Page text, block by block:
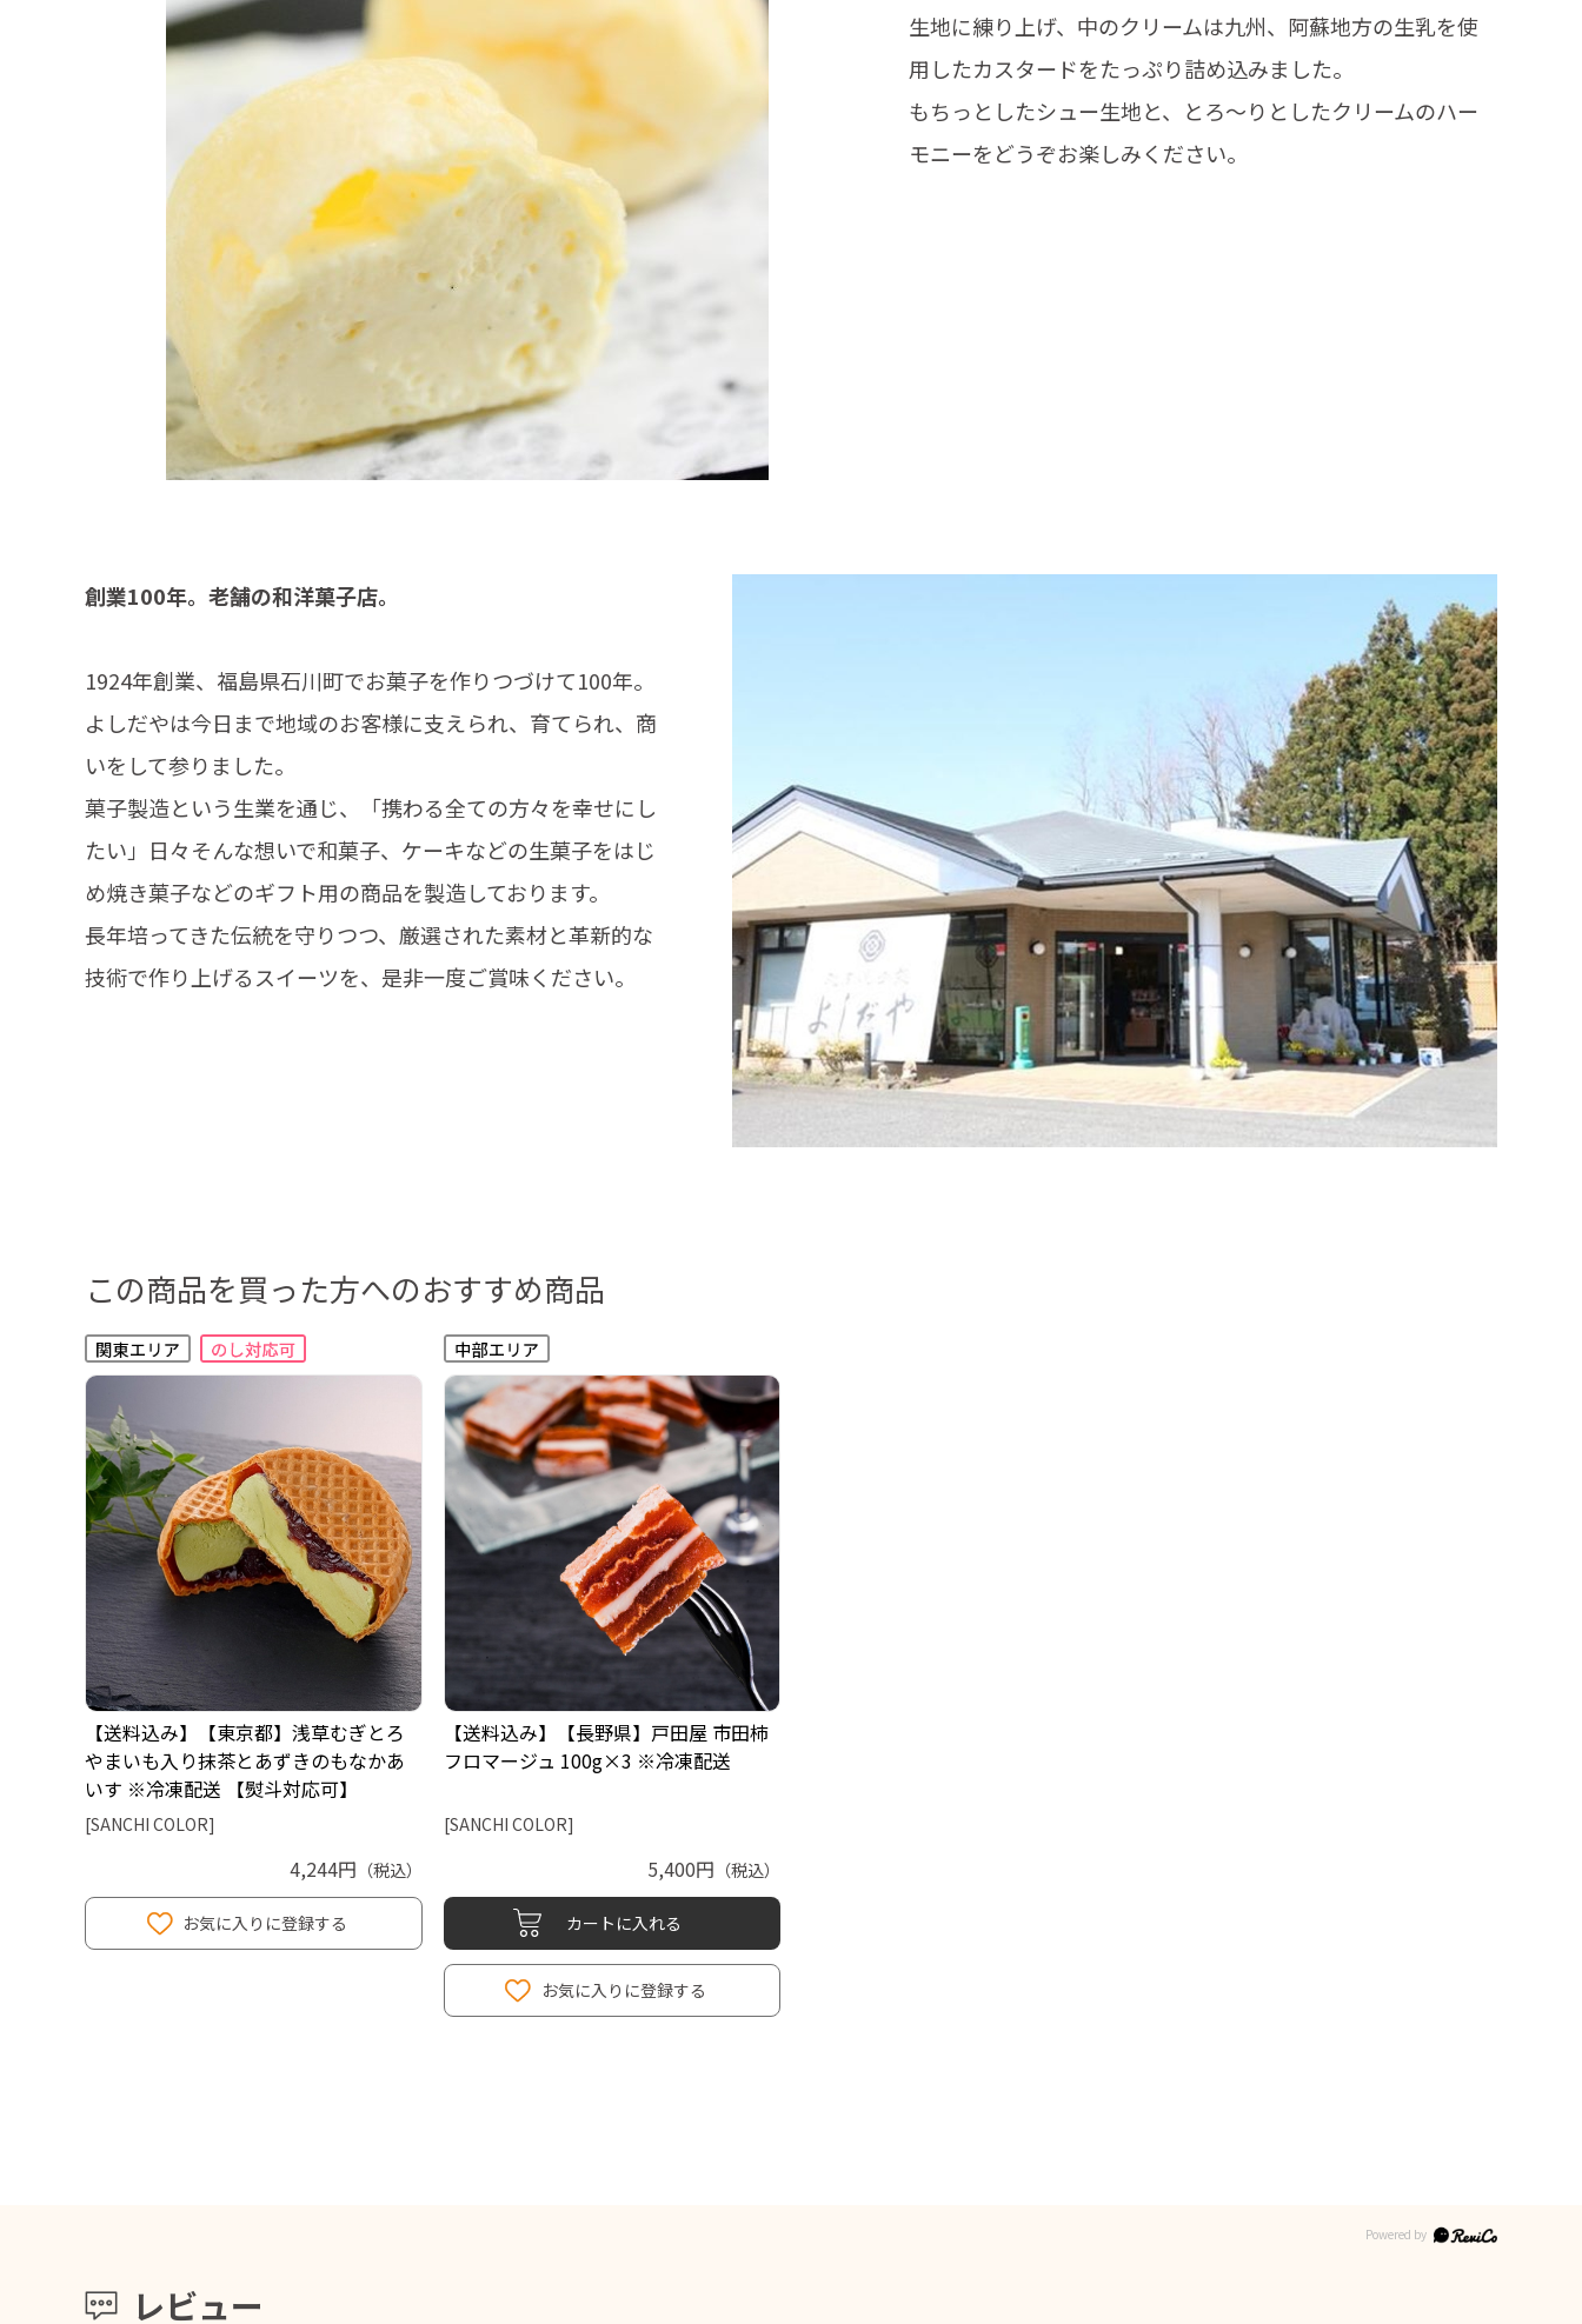
生地に練り上げ、中のクリームは九州、阿蘇地方の生乳を使
用したカスタードをたっぷり詰め込みました。
もちっとしたシュー生地と、とろ～りとしたクリームのハー
モニーをどうぞお楽しみください。
創業100年。老舗の和洋菓子店。
1924年創業、福島県石川町でお菓子を作りつづけて100年。
よしだやは今日まで地域のお客様に支えられ、育てられ、商
いをして参りました。
菓子製造という生業を通じ、「携わる全ての方々を幸せにし
たい」日々そんな想いで和菓子、ケーキなどの生菓子をはじ
め焼き菓子などのギフト用の商品を製造しております。
長年培ってきた伝統を守りつつ、厳選された素材と革新的な
技術で作り上げるスイーツを、是非一度ご賞味ください。
この商品を買った方へのおすすめ商品
【送料込み】【東京都】浅草むぎとろ
やまいも入り抹茶とあずきのもなかあ
いす ※冷凍配送 【熨斗対応可】
[SANCHI COLOR]
4,244円 （税込）
お気に入りに登録する
【送料込み】【長野県】戸田屋 市田柿
フロマージュ 100g×3 ※冷凍配送
[SANCHI COLOR]
5,400円 （税込）
カートに入れる
お気に入りに登録する
レビュー